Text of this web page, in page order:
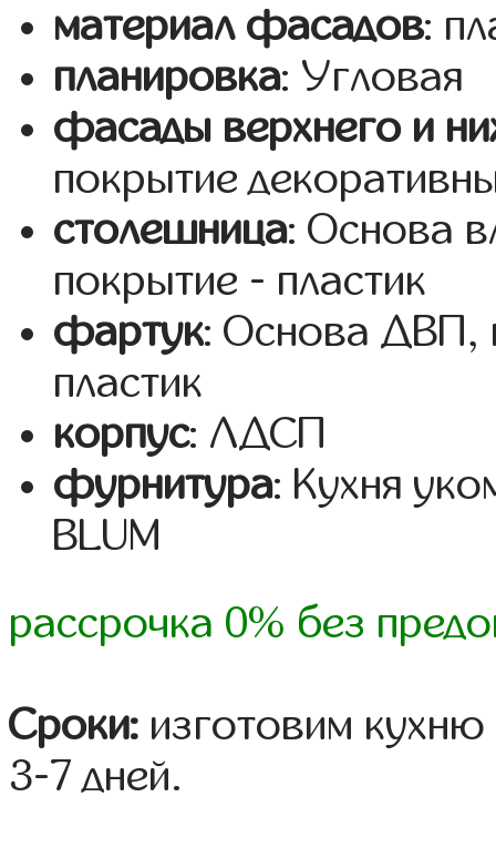
материал фасадов:
планировка: Угловая
фасады верхнего и
покрытие
столешница: Основа
покрытие - пластик
фартук: Основа ДВП,
пластик
корпус: ЛДСП
фурнитура: Кухня
BLUM
рассрочка 0% без
Сроки: изготовим
3-7 дней.